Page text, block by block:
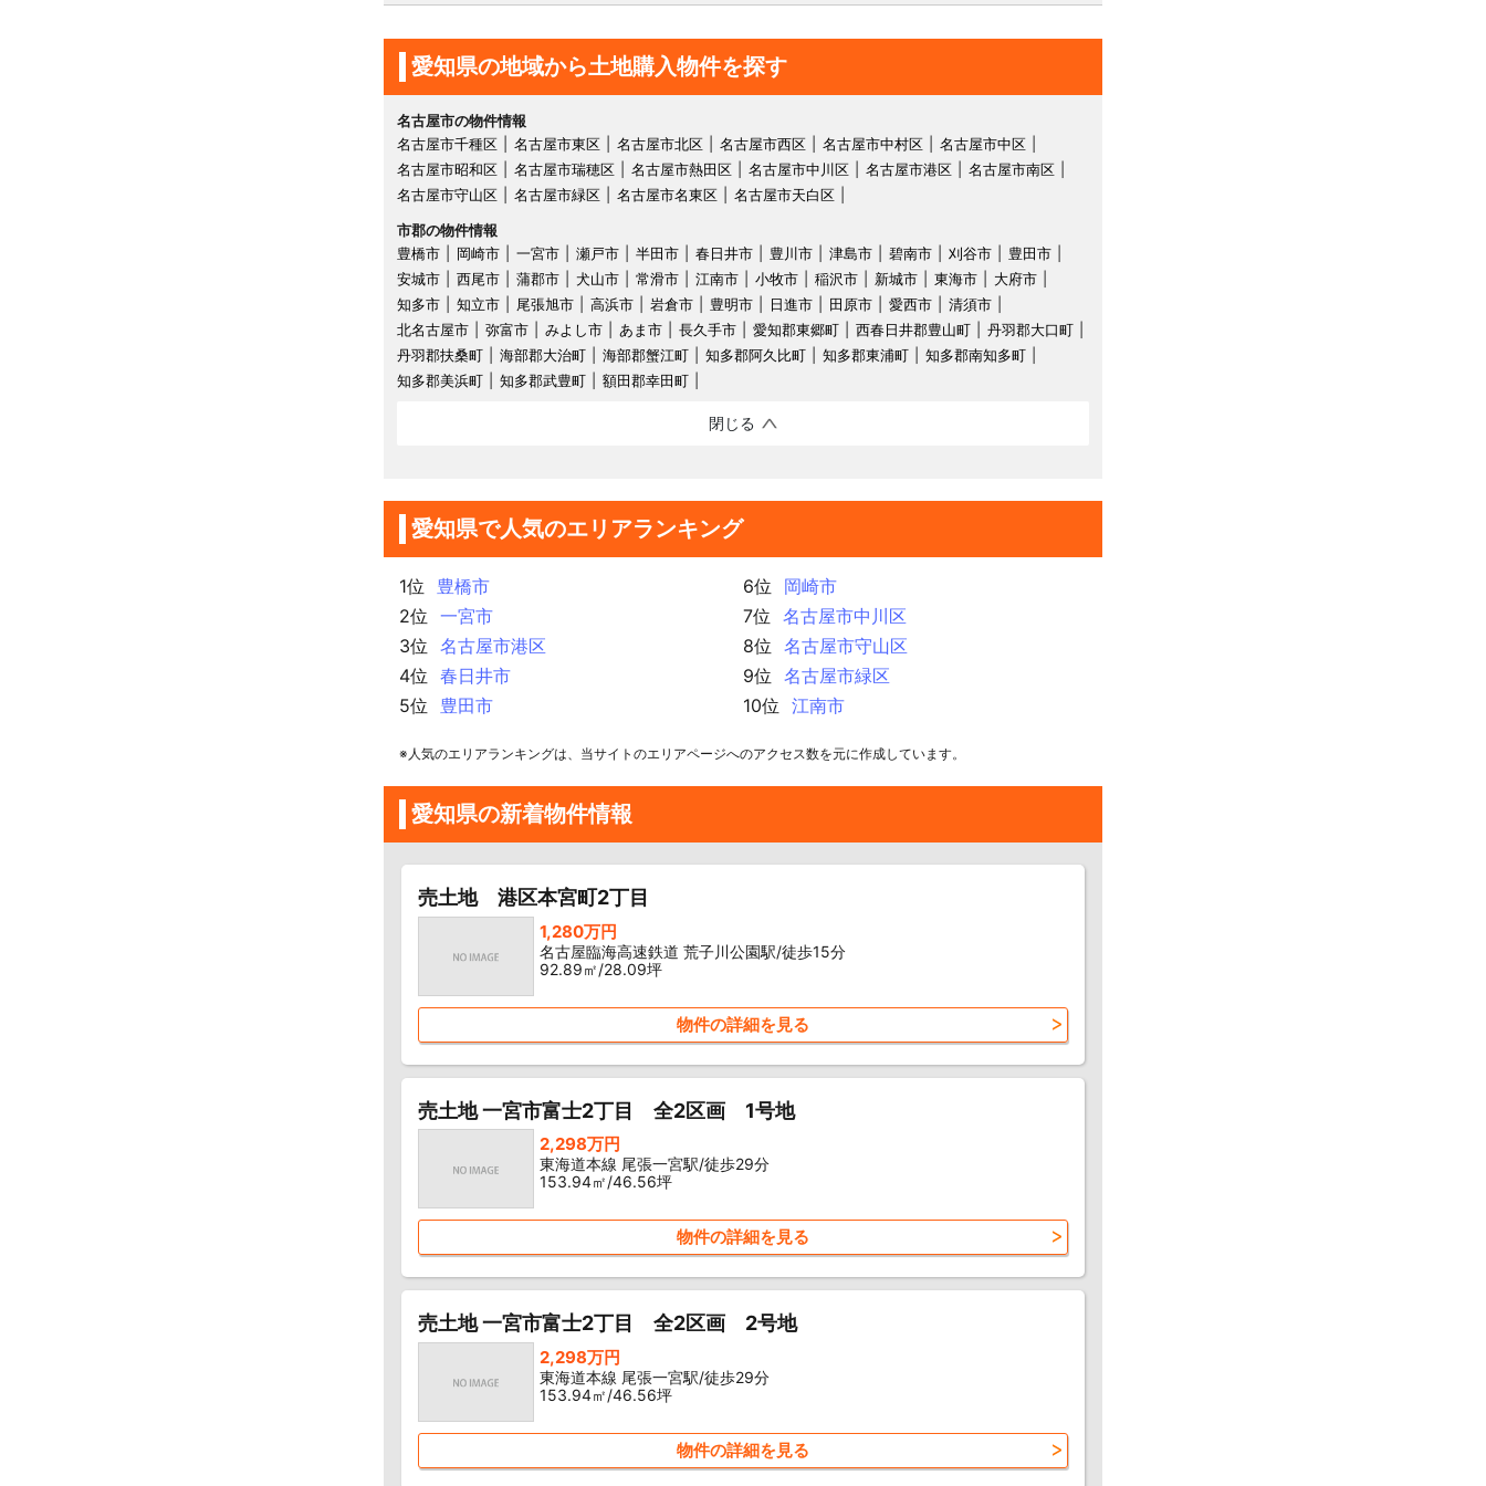
愛知県の地域から土地購入物件を探す
名古屋市の物件情報
名古屋市千種区
名古屋市東区 名古屋市北区 名古屋市西区 名古屋市中村区
名古屋市中区
名古屋市昭和区
名古屋市瑞穂区 名古屋市熱田区 名古屋市中川区 名古屋市港区
名古屋市南区
名古屋市守山区
名古屋市緑区 名古屋市名東区
名古屋市天白区
市郡の物件情報
豊橋市
岡崎市 一宮市 瀬戸市 半田市 春日井市 豊川市 津島市 碧南市 刈谷市
豊田市
安城市
西尾市 蒲郡市 犬山市 常滑市 江南市 小牧市 稲沢市 新城市 東海市
大府市
知多市
知立市 尾張旭市 高浜市 岩倉市 豊明市 日進市 田原市 愛西市
清須市
北名古屋市
弥富市 みよし市 あま市 長久手市 愛知郡東郷町 西春日井郡豊山町
丹羽郡大口町
丹羽郡扶桑町
海部郡大治町 海部郡蟹江町 知多郡阿久比町 知多郡東浦町
知多郡南知多町
知多郡美浜町
知多郡武豊町 額田郡幸田町
閉じる
愛知県で人気のエリアランキング
1位
豊橋市
2位
一宮市
3位
名古屋市港区
4位
春日井市
5位
豊田市
6位
岡崎市
7位
名古屋市中川区
8位
名古屋市守山区
9位
名古屋市緑区
10位
江南市
※人気のエリアランキングは、当サイトのエリアページへのアクセス数を元に作成しています。
愛知県の新着物件情報
売土地 港区本宮町2丁目
1,280万円
名古屋臨海高速鉄道 荒子川公園駅/徒歩15分
92.89㎡/28.09坪
物件の詳細を見る
売土地 一宮市富士2丁目 全2区画 1号地
2,298万円
東海道本線 尾張一宮駅/徒歩29分
153.94㎡/46.56坪
物件の詳細を見る
売土地 一宮市富士2丁目 全2区画 2号地
2,298万円
東海道本線 尾張一宮駅/徒歩29分
153.94㎡/46.56坪
物件の詳細を見る